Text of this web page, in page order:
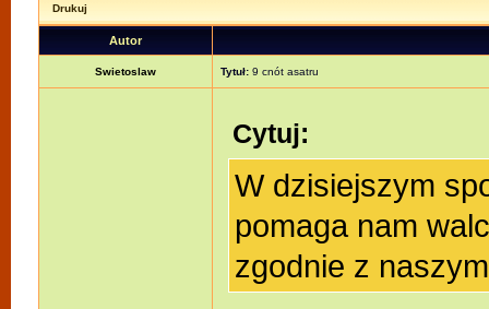
Drukuj
Autor
Swietoslaw Tytuł: 9 cnót asatru
Cytuj:
W dzisiejszym
pomaga nam
zgodnie z